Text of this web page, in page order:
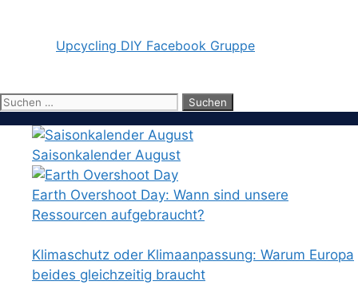
Upcycling DIY Facebook Gruppe
Suchen
Saisonkalender August
Earth Overshoot Day: Wann sind unsere
Ressourcen aufgebraucht?
Klimaschutz oder Klimaanpassung: Warum Europa
beides gleichzeitig braucht